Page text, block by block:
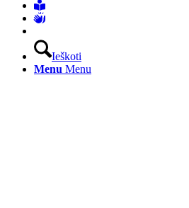
Ieškoti
Menu Menu